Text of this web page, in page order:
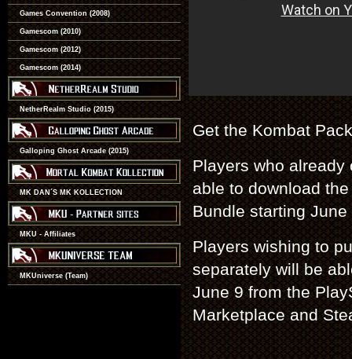
Games Convention (2008)
Gamescom (2010)
Gamescom (2012)
Gamescom (2014)
NetherRealm Studio (2015)
Galloping Ghost Arcade (2015)
MK DAN´S MK KOLLECTION
MKU - Affiliates
MKUniverse (Team)
Get the Kombat
Players who already
able to download
Bundle starting June
Players wishing to
separately will be
June 9 from the
Marketplace and